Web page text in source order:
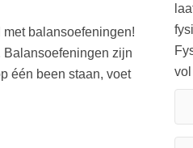
balansoefeningen!
Balansoefeningen zijn
één been staan, voet